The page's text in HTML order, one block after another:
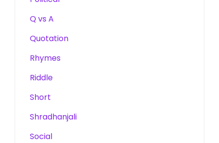
Q vs A
Quotation
Rhymes
Riddle
Short
Shradhanjali
Social